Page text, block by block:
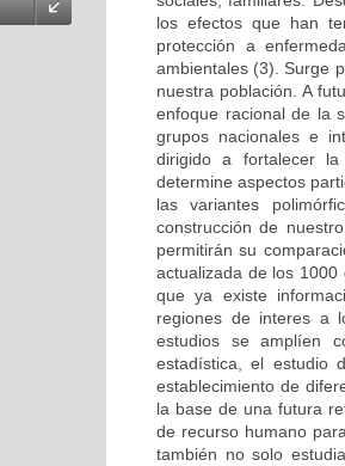
los efectos que han
protección a
ambientales (3). Surge
nuestra población. A
enfoque racional de la
grupos nacionales e
dirigido a fortalecer
determine aspectos
las variantes
construcción de
permitirán su
actualizada de los
que ya existe
regiones de interes a
estudios se amplíen
estadística, el estudio
establecimiento de
la base de una futura
de recurso humano
también no solo